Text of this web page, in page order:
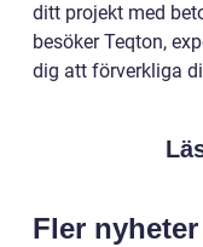
ditt projekt med
besöker Teqton,
dig att förverkliga
Fler nyheter